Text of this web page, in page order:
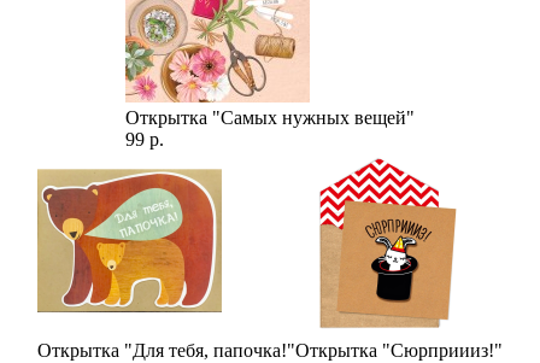
Открытка "Самых нужных вещей"
99 р.
Открытка "Для тебя, папочка!"Открытка "Сюрприииз!"